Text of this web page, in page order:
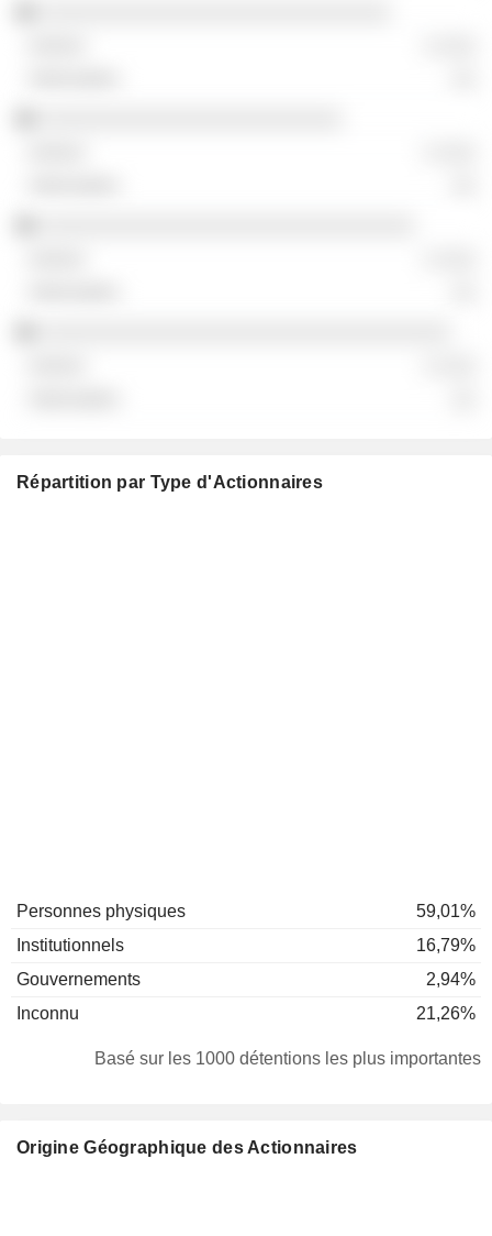
Répartition par Type d'Actionnaires
Personnes physiques
59,01%
Institutionnels
16,79%
Gouvernements
2,94%
Inconnu
21,26%
Basé sur les 1000 détentions les plus importantes
Origine Géographique des Actionnaires